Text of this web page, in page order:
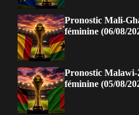
Pronostic Mali-
féminine (06/08/
Pronostic
féminine (05/08/